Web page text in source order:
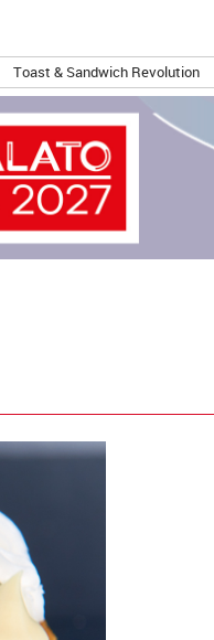
Toast & Sandwich Revolution